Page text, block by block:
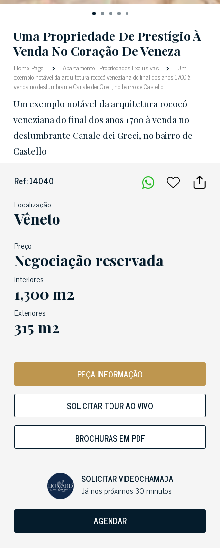
Uma Propriedade De Prestígio À
Venda No Coração De Veneza
Home Page Apartamento-Propriedades Exclusivas
Um
exemplo notável da arquitetura rococó veneziana do final dos anos 1700 à
venda no deslumbrante Canale dei Greci, no bairro de Castello
Um exemplo notável da arquitetura rococó
veneziana do final dos anos 1700 à venda no
deslumbrante Canale dei Greci, no bairro de
Castello
Ref: 14040
Localização
Vêneto
Preço
Negociação reservada
Interiores
1,300 m2
Exteriores
315 m2
PEÇA INFORMAÇÃO
SOLICITAR TOUR AO VIVO
BROCHURAS EM PDF
SOLICITAR VIDEOCHAMADA
Já nos próximos 30 minutos
AGENDAR